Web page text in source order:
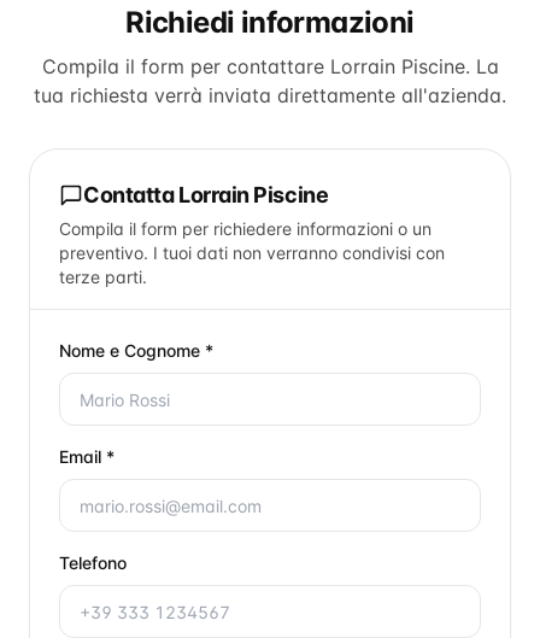
Richiedi informazioni
Compila il form per contattare Lorrain Piscine. La
tua richiesta verrà inviata direttamente all'azienda.
ContattaLorrain Piscine
Compila il form per richiedere informazioni o un
preventivo. I tuoi dati non verranno condivisi con
terze parti.
Nome e Cognome *
Email *
Telefono